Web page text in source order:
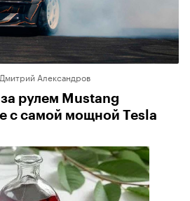
Александров
рулем Mustang
с самой мощной Tesla